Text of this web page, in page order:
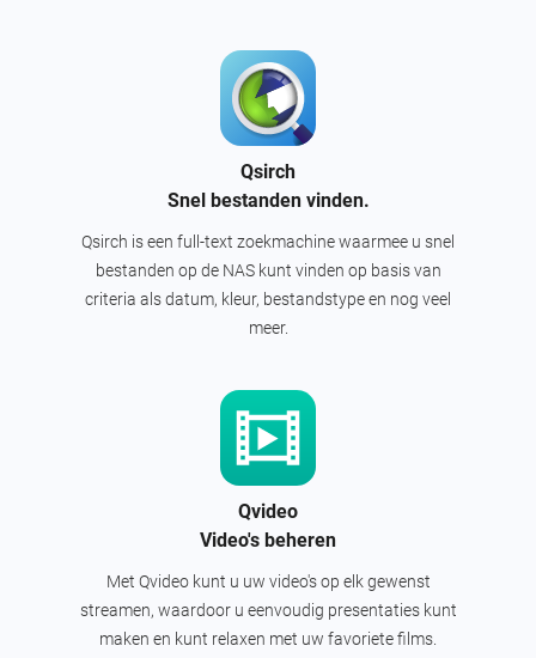
Qsirch
Snel bestanden vinden.
Qsirch is een full-text zoekmachine waarmee u snel
bestanden op de NAS kunt vinden op basis van
criteria als datum, kleur, bestandstype en nog veel
meer.
Qvideo
Video's beheren
Met Qvideo kunt u uw video's op elk gewenst
streamen, waardoor u eenvoudig presentaties kunt
maken en kunt relaxen met uw favoriete films.